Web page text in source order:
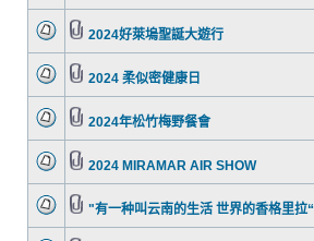
2024好萊塢聖誕大遊行
2024 柔似密健康日
2024年松竹梅野餐會
2024 MIRAMAR AIR SHOW
"有一种叫云南的生活 世界的香格里拉“